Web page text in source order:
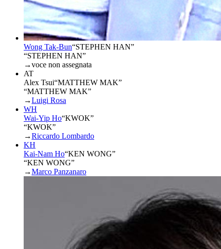
Wong Tak-Bun“STEPHEN HAN”
“STEPHEN HAN”
→voce non assegnata
AT
Alex Tsui“MATTHEW MAK”
“MATTHEW MAK”
→Luigi Rosa
WH
Wai-Yip Ho“KWOK”
“KWOK”
→Riccardo Lombardo
KH
Kai-Nam Ho“KEN WONG”
“KEN WONG”
→Marco Panzanaro